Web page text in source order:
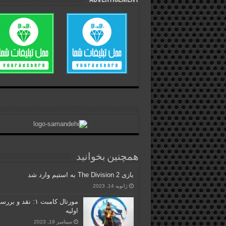
همچنین بخوانید
بازی The Division 2 به استیم وارد شد
ژانویه 14, 2023
مورتال کامبت ۱: نقد و
اولیه
سپتامبر 19, 2023